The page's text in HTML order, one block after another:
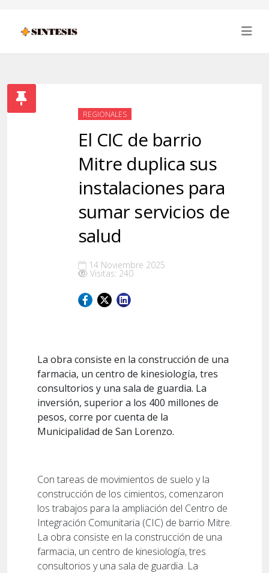
REGIONALES
El CIC de barrio
Mitre duplica sus
instalaciones para
sumar servicios de
salud
14 Noviembre 2025
Visitas: 240
La obra consiste en la construcción de una
farmacia, un centro de kinesiología, tres
consultorios y una sala de guardia. La
inversión, superior a los 400 millones de
pesos, corre por cuenta de la
Municipalidad de San Lorenzo.
Con tareas de movimientos de suelo y la
construcción de los cimientos, comenzaron
los trabajos para la ampliación del Centro de
Integración Comunitaria (CIC) de barrio Mitre.
La obra consiste en la construcción de una
farmacia, un centro de kinesiología, tres
consultorios y una sala de guardia. La